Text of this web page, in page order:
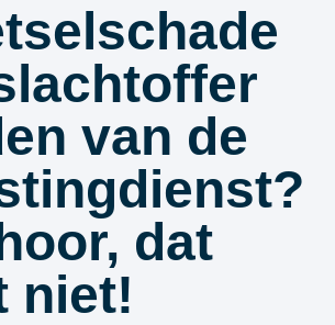
van de
dat
niet!